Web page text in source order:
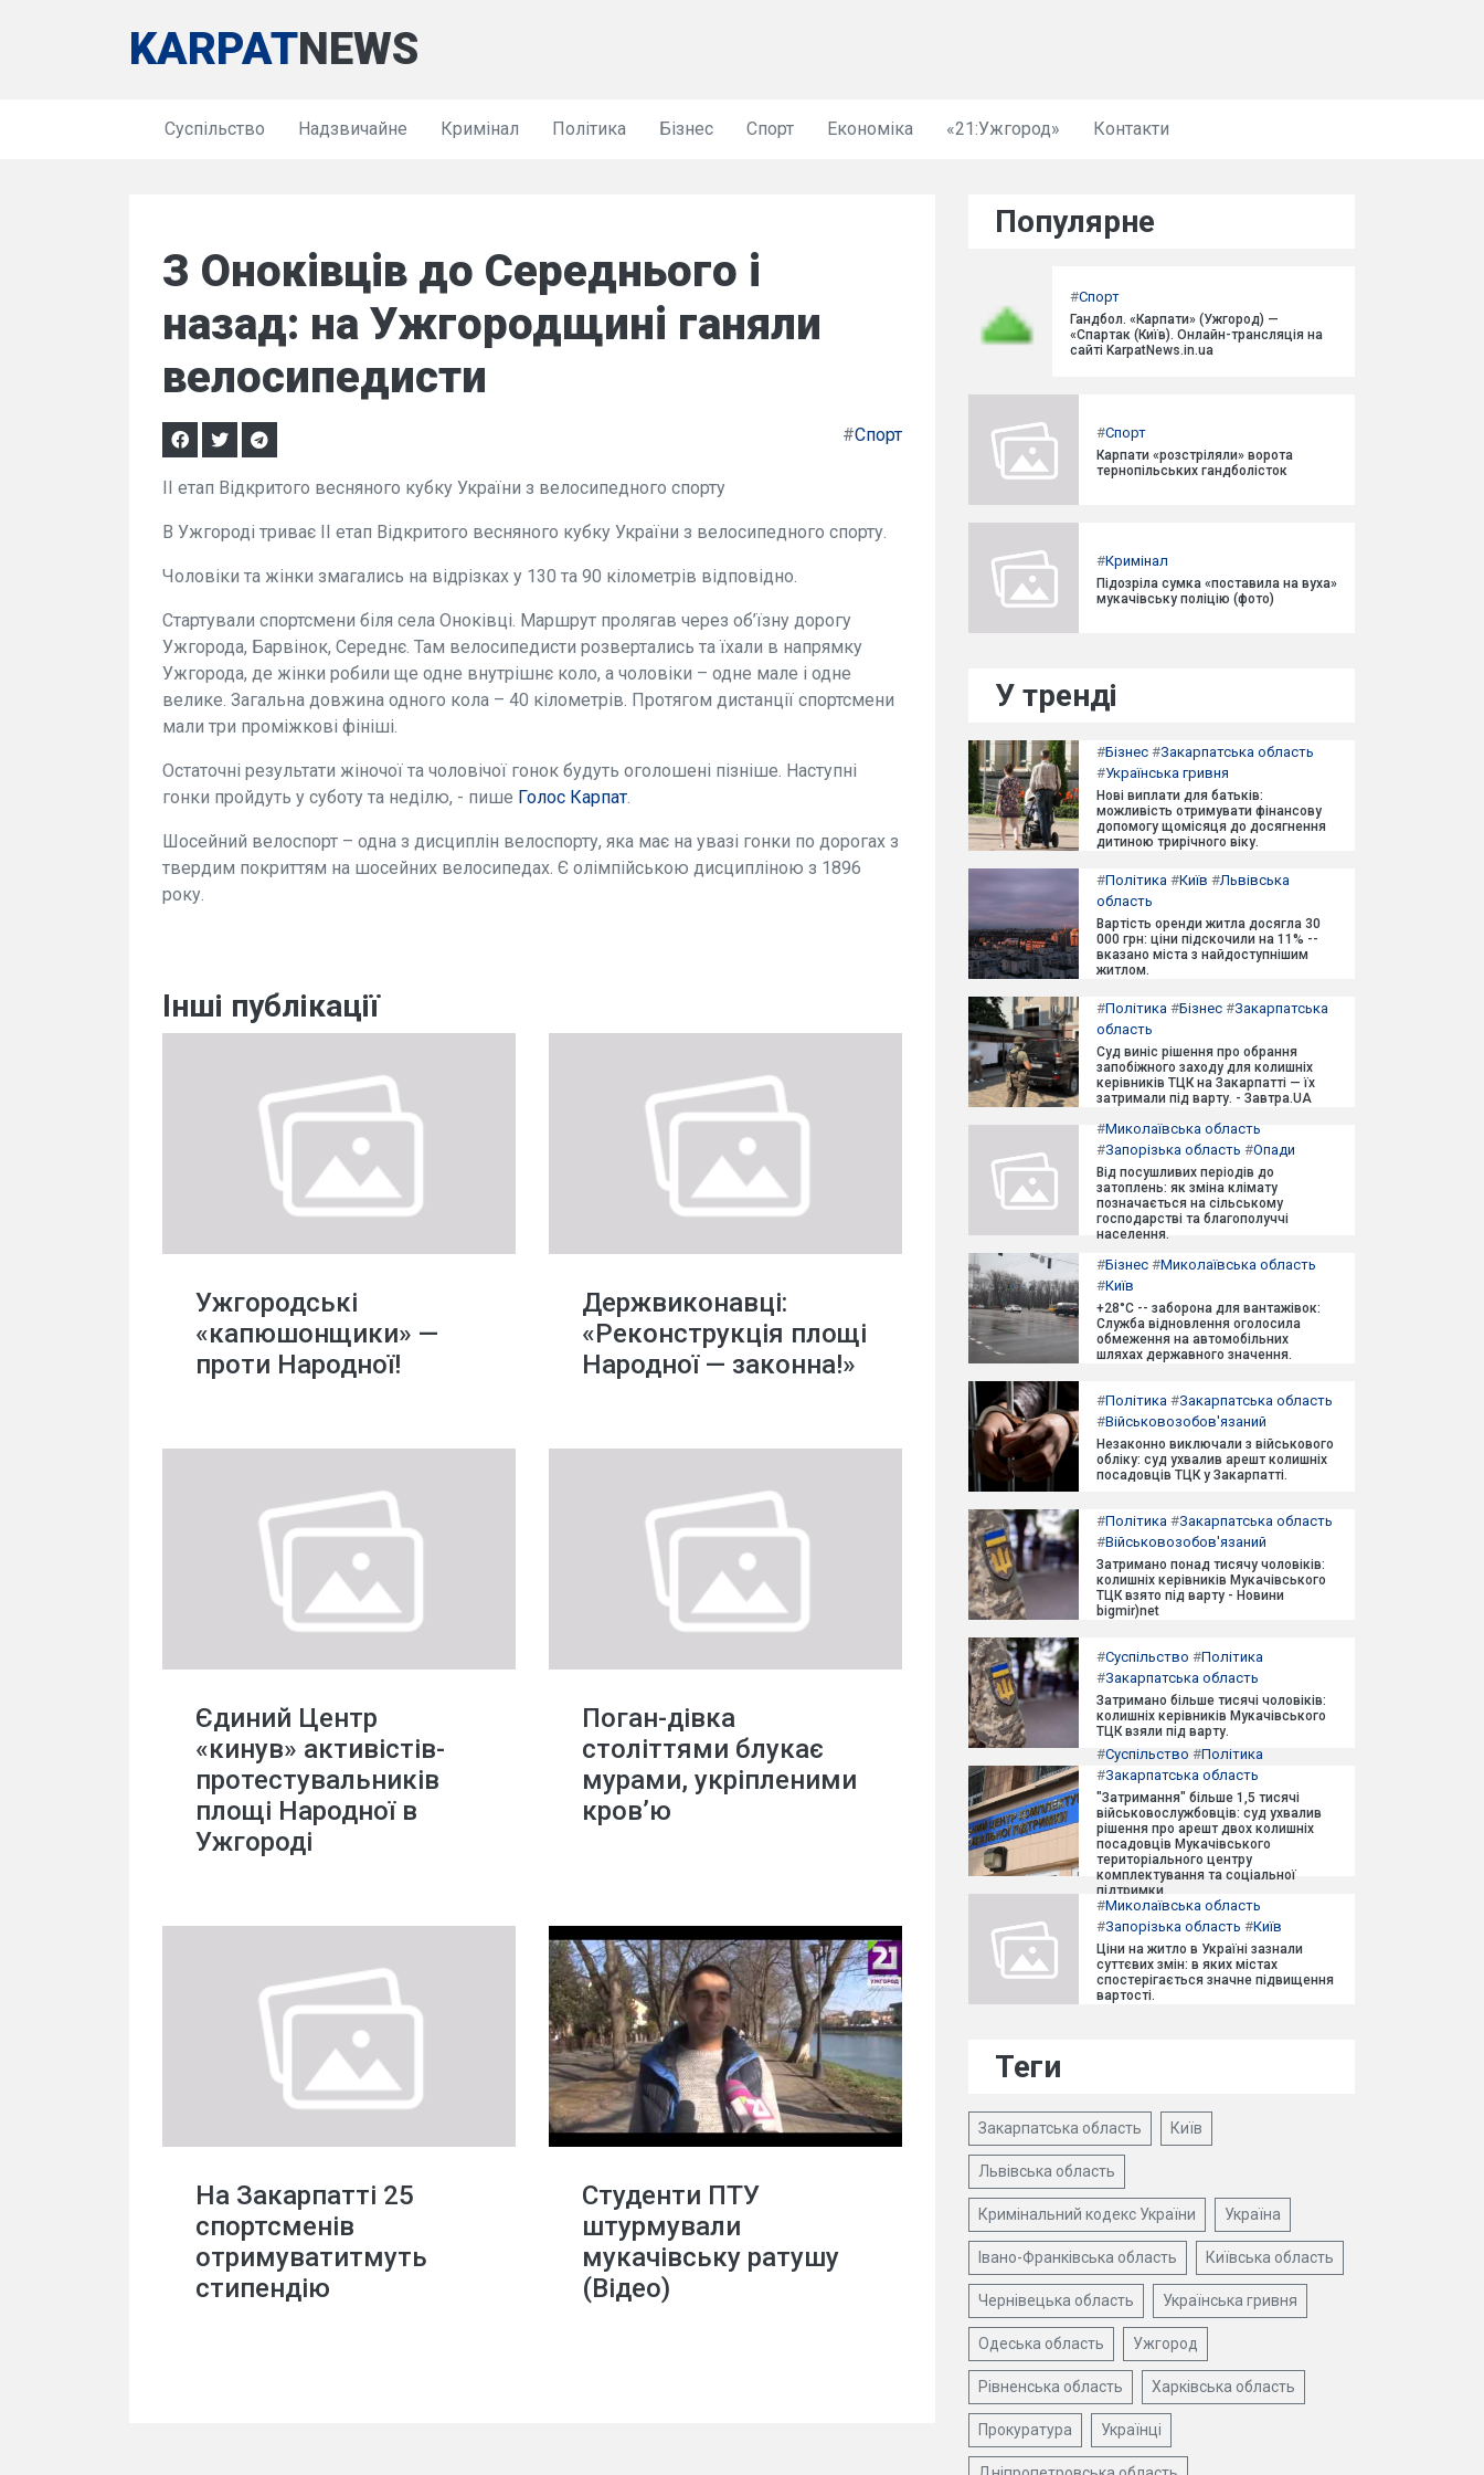
KARPATNEWS
Суспільство Надзвичайне Кримінал Політика Бізнес Спорт Економіка «21:Ужгород» Контакти
З Оноківців до Середнього і
назад: на Ужгородщині ганяли
велосипедисти
#Спорт
ІІ етап Відкритого весняного кубку України з велосипедного спорту
В Ужгороді триває ІІ етап Відкритого весняного кубку України з велосипедного спорту.
Чоловіки та жінки змагались на відрізках у 130 та 90 кілометрів відповідно.
Стартували спортсмени біля села Оноківці. Маршрут пролягав через об’їзну дорогу
Ужгорода, Барвінок, Середнє. Там велосипедисти розвертались та їхали в напрямку
Ужгорода, де жінки робили ще одне внутрішнє коло, а чоловіки – одне мале і одне
велике. Загальна довжина одного кола – 40 кілометрів. Протягом дистанції спортсмени
мали три проміжкові фініші.
Остаточні результати жіночої та чоловічої гонок будуть оголошені пізніше. Наступні
гонки пройдуть у суботу та неділю, - пише Голос Карпат.
Шосейний велоспорт – одна з дисциплін велоспорту, яка має на увазі гонки по дорогах з
твердим покриттям на шосейних велосипедах. Є олімпійською дисципліною з 1896
року.
Інші публікації
Ужгородські
«капюшонщики» —
проти Народної!
Держвиконавці:
«Реконструкція площі
Народної — законна!»
Єдиний Центр
«кинув» активістів-
протестувальників
площі Народної в
Ужгороді
Поган-дівка
століттями блукає
мурами, укріпленими
кров’ю
На Закарпатті 25
спортсменів
отримуватитмуть
стипендію
Студенти ПТУ
штурмували
мукачівську ратушу
(Відео)
Популярне
#Спорт
Гандбол. «Карпати» (Ужгород) —
«Спартак (Київ). Онлайн-трансляція на
сайті KarpatNews.in.ua
#Спорт
Карпати «розстріляли» ворота
тернопільських гандболісток
#Кримінал
Підозріла сумка «поставила на вуха»
мукачівську поліцію (фото)
У тренді
#Бізнес #Закарпатська область
#Українська гривня
Нові виплати для батьків:
можливість отримувати фінансову
допомогу щомісяця до досягнення
дитиною трирічного віку.
#Політика #Київ #Львівська
область
Вартість оренди житла досягла 30
000 грн: ціни підскочили на 11% --
вказано міста з найдоступнішим
житлом.
#Політика #Бізнес #Закарпатська
область
Суд виніс рішення про обрання
запобіжного заходу для колишніх
керівників ТЦК на Закарпатті — їх
затримали під варту. - Завтра.UA
#Миколаївська область
#Запорізька область #Опади
Від посушливих періодів до
затоплень: як зміна клімату
позначається на сільському
господарстві та благополуччі
населення.
#Бізнес #Миколаївська область
#Київ
+28°C -- заборона для вантажівок:
Служба відновлення оголосила
обмеження на автомобільних
шляхах державного значення.
#Політика #Закарпатська область
#Військовозобов'язаний
Незаконно виключали з військового
обліку: суд ухвалив арешт колишніх
посадовців ТЦК у Закарпатті.
#Політика #Закарпатська область
#Військовозобов'язаний
Затримано понад тисячу чоловіків:
колишніх керівників Мукачівського
ТЦК взято під варту - Новини
bigmir)net
#Суспільство #Політика
#Закарпатська область
Затримано більше тисячі чоловіків:
колишніх керівників Мукачівського
ТЦК взяли під варту.
#Суспільство #Політика
#Закарпатська область
"Затримання" більше 1,5 тисячі
військовослужбовців: суд ухвалив
рішення про арешт двох колишніх
посадовців Мукачівського
територіального центру
комплектування та соціальної
підтримки.
#Миколаївська область
#Запорізька область #Київ
Ціни на житло в Україні зазнали
суттєвих змін: в яких містах
спостерігається значне підвищення
вартості.
Теги
Закарпатська область Київ
Львівська область
Кримінальний кодекс України Україна
Івано-Франківська область Київська область
Чернівецька область Українська гривня
Одеська область Ужгород
Рівненська область Харківська область
Прокуратура Українці